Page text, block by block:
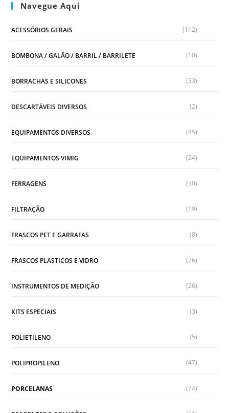
Navegue Aqui
ACESSÓRIOS GERAIS (112)
BOMBONA / GALÃO / BARRIL / BARRILETE (10)
BORRACHAS E SILICONES (33)
DESCARTÁVEIS DIVERSOS (2)
EQUIPAMENTOS DIVERSOS (45)
EQUIPAMENTOS VIMIG (24)
FERRAGENS (30)
FILTRAÇÃO (19)
FRASCOS PET E GARRAFAS (8)
FRASCOS PLASTICOS E VIDRO (26)
INSTRUMENTOS DE MEDIÇÃO (26)
KITS ESPECIAIS (3)
POLIETILENO (5)
POLIPROPILENO (47)
PORCELANAS (74)